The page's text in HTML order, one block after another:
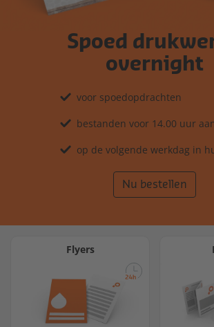
Spoed
overnight
voor spoedopdrachten
bestanden voor 14.00 uur
op de volgende werkdag in
Nu bestellen
Flyers